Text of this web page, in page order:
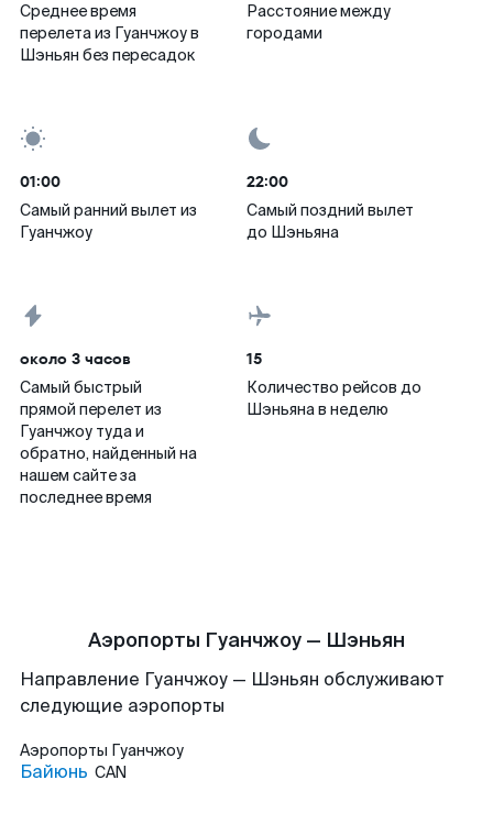
Среднее время
перелета из Гуанчжоу в
Шэньян без пересадок
Расстояние между
городами
01:00
Самый ранний вылет из
Гуанчжоу
22:00
Самый поздний вылет
до Шэньяна
около 3 часов
Самый быстрый
прямой перелет из
Гуанчжоу туда и
обратно, найденный на
нашем сайте за
последнее время
15
Количество рейсов до
Шэньяна в неделю
Аэропорты Гуанчжоу — Шэньян
Направление Гуанчжоу — Шэньян обслуживают
следующие аэропорты
Аэропорты Гуанчжоу
Байюнь CAN